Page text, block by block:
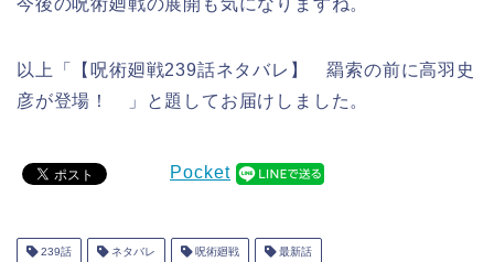
以上「【呪術廻戦239話ネタバレ】 羂索の前に高羽史
彦が登場！ 」と題してお届けしました。
Pocket
239話 ネタバレ 呪術廻戦 最新話